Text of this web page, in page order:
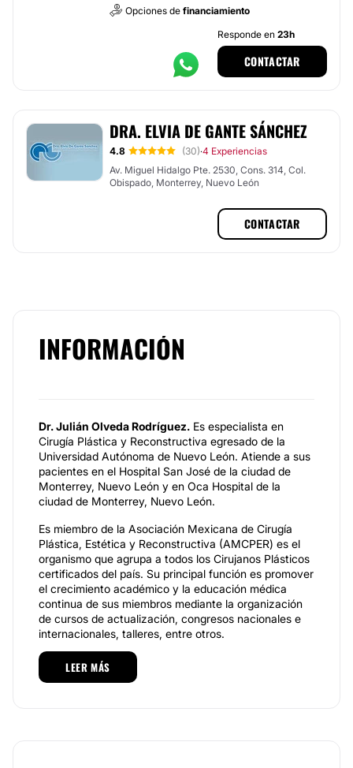
Opciones de financiamiento
Responde en 23h
CONTACTAR
DRA. ELVIA DE GANTE SÁNCHEZ
4.8 (30)·4 Experiencias
Av. Miguel Hidalgo Pte. 2530, Cons. 314, Col.
Obispado, Monterrey, Nuevo León
CONTACTAR
INFORMACIÓN
Dr. Julián Olveda Rodríguez. Es especialista en
Cirugía Plástica y Reconstructiva egresado de la
Universidad Autónoma de Nuevo León. Atiende a sus
pacientes en el Hospital San José de la ciudad de
Monterrey, Nuevo León y en Oca Hospital de la
ciudad de Monterrey, Nuevo León.
Es miembro de la Asociación Mexicana de Cirugía
Plástica, Estética y Reconstructiva (AMCPER) es el
organismo que agrupa a todos los Cirujanos Plásticos
certificados del país. Su principal función es promover
el crecimiento académico y la educación médica
continua de sus miembros mediante la organización
de cursos de actualización, congresos nacionales e
internacionales, talleres, entre otros.
Si deseas modificar una zona especial de tu cuerpo,
por ejemplo, el
busto
LEER MÁS